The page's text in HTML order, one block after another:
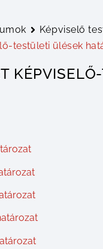
Képviselő
testületi ülések